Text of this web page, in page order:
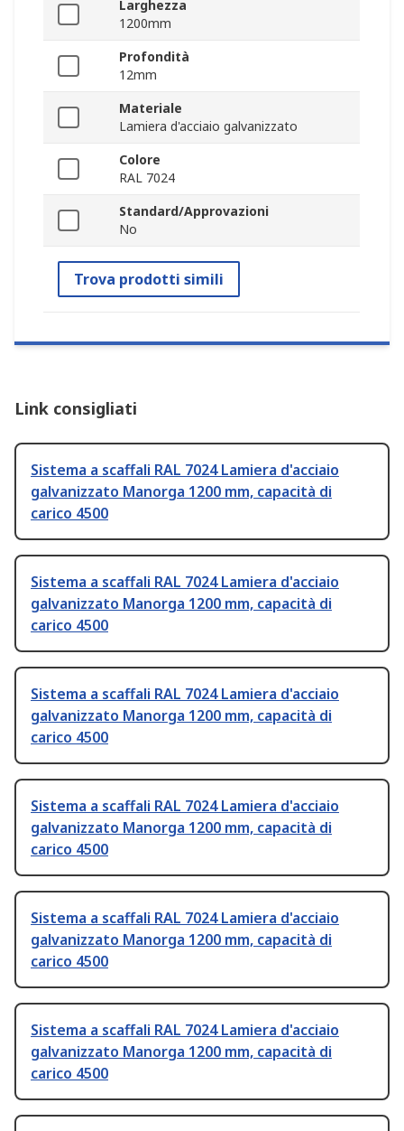
Larghezza
1200mm
Profondità
12mm
Materiale
Lamiera d'acciaio galvanizzato
Colore
RAL 7024
Standard/Approvazioni
No
Trova prodotti simili
Link consigliati
Sistema a scaffali RAL 7024 Lamiera d'acciaio
galvanizzato Manorga 1200 mm, capacità di
carico 4500
Sistema a scaffali RAL 7024 Lamiera d'acciaio
galvanizzato Manorga 1200 mm, capacità di
carico 4500
Sistema a scaffali RAL 7024 Lamiera d'acciaio
galvanizzato Manorga 1200 mm, capacità di
carico 4500
Sistema a scaffali RAL 7024 Lamiera d'acciaio
galvanizzato Manorga 1200 mm, capacità di
carico 4500
Sistema a scaffali RAL 7024 Lamiera d'acciaio
galvanizzato Manorga 1200 mm, capacità di
carico 4500
Sistema a scaffali RAL 7024 Lamiera d'acciaio
galvanizzato Manorga 1200 mm, capacità di
carico 4500